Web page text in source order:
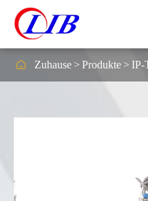
 Zuhause Produkte IP-